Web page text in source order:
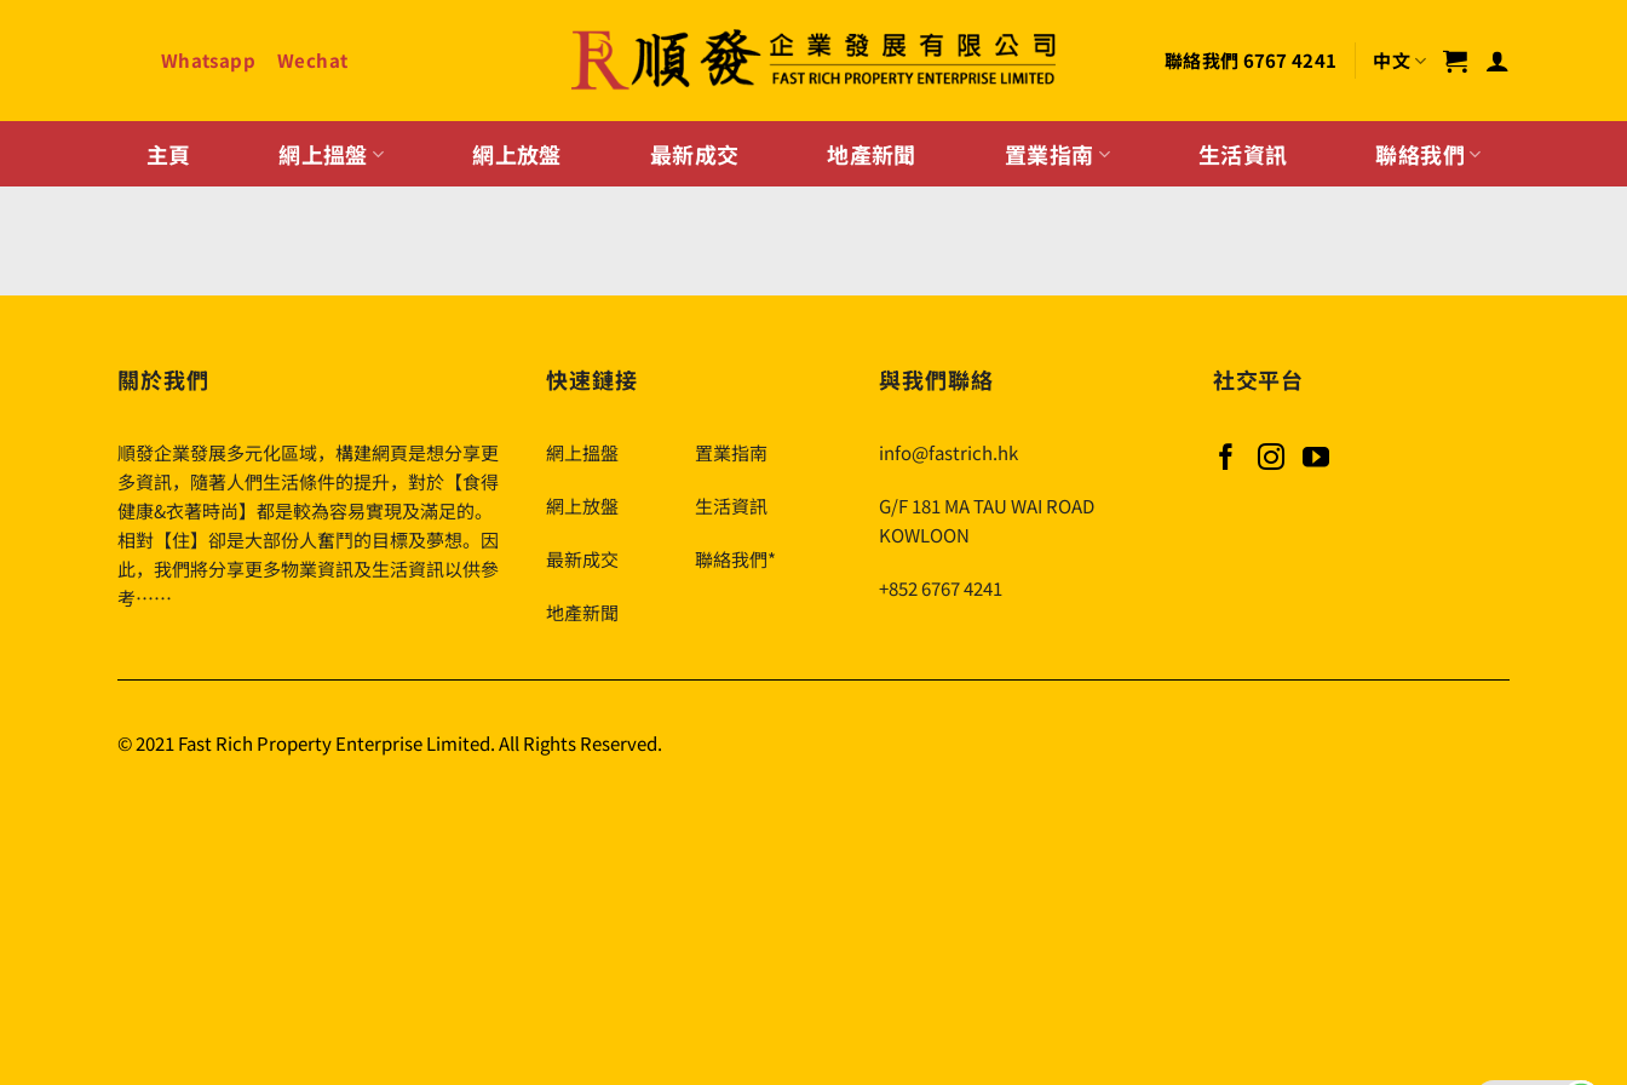
Whatsapp Wechat 聯絡我們 6767 4241 中文
主頁 網上搵盤 網上放盤 最新成交 地產新聞 置業指南 生活資訊 聯絡我們
關於我們
順發企業發展多元化區域，構建網頁是想分享更
多資訊，隨著人們生活條件的提升，對於【食得
健康&衣著時尚】都是較為容易實現及滿足的。
相對【住】卻是大部份人奮鬥的目標及夢想。因
此，我們將分享更多物業資訊及生活資訊以供參
考……
快速鏈接
網上搵盤 置業指南
網上放盤 生活資訊
最新成交 聯絡我們*
地產新聞
與我們聯絡
info@fastrich.hk
G/F 181 MA TAU WAI ROAD
KOWLOON
+852 6767 4241
社交平台
© 2021 Fast Rich Property Enterprise Limited. All Rights Reserved.